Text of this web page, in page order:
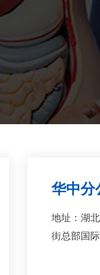
华中分
地址：湖
街总部国